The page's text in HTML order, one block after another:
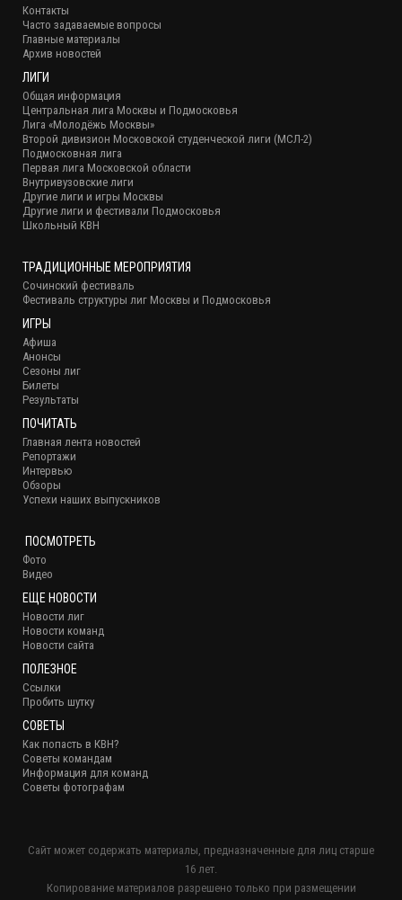
Контакты
Часто задаваемые вопросы
Главные материалы
Архив новостей
ЛИГИ
Общая информация
Центральная лига Москвы и Подмосковья
Лига «Молодёжь Москвы»
Второй дивизион Московской студенческой лиги (МСЛ-2)
Подмосковная лига
Первая лига Московской области
Внутривузовские лиги
Другие лиги и игры Москвы
Другие лиги и фестивали Подмосковья
Школьный КВН
ТРАДИЦИОННЫЕ МЕРОПРИЯТИЯ
Сочинский фестиваль
Фестиваль структуры лиг Москвы и Подмосковья
ИГРЫ
Афиша
Анонсы
Сезоны лиг
Билеты
Результаты
ПОЧИТАТЬ
Главная лента новостей
Репортажи
Интервью
Обзоры
Успехи наших выпускников
ПОСМОТРЕТЬ
Фото
Видео
ЕЩЕ НОВОСТИ
Новости лиг
Новости команд
Новости сайта
ПОЛЕЗНОЕ
Ссылки
Пробить шутку
СОВЕТЫ
Как попасть в КВН?
Советы командам
Информация для команд
Советы фотографам
Сайт может содержать материалы, предназначенные для лиц старше
16 лет.
Копирование материалов разрешено только при размещении